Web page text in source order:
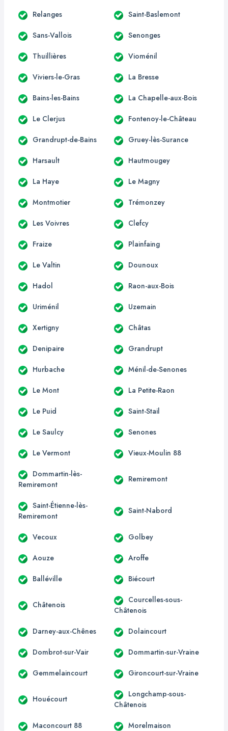
Relanges Saint-Baslemont
Sans-Vallois Senonges
Thuillières Vioménil
Viviers-le-Gras La Bresse
Bains-les-Bains La Chapelle-aux-Bois
Le Clerjus Fontenoy-le-Château
Grandrupt-de-Bains Gruey-lès-Surance
Harsault Hautmougey
La Haye Le Magny
Montmotier Trémonzey
Les Voivres Clefcy
Fraize Plainfaing
Le Valtin Dounoux
Hadol Raon-aux-Bois
Uriménil Uzemain
Xertigny Châtas
Denipaire Grandrupt
Hurbache Ménil-de-Senones
Le Mont La Petite-Raon
Le Puid Saint-Stail
Le Saulcy Senones
Le Vermont Vieux-Moulin 88
Dommartin-lès-
Remiremont
Remiremont
Saint-Étienne-lès-
Remiremont
Saint-Nabord
Vecoux Golbey
Aouze Aroffe
Balléville Biécourt
Châtenois
Courcelles-sous-
Châtenois
Darney-aux-Chênes Dolaincourt
Dombrot-sur-Vair Dommartin-sur-Vraine
Gemmelaincourt Gironcourt-sur-Vraine
Houécourt
Longchamp-sous-
Châtenois
Maconcourt 88 Morelmaison